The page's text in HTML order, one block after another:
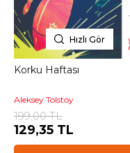
Hızlı Gör
Korku Haftası
Aleksey Tolstoy
199,00 TL
129,35 TL